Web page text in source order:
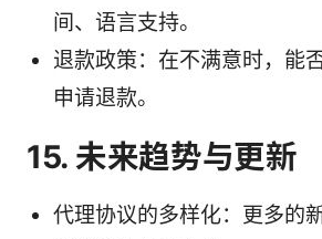
间、语言支持。
退款政策：在不满意时，能
申请退款。
15. 未来趋势与更新
代理协议的多样化：更多的